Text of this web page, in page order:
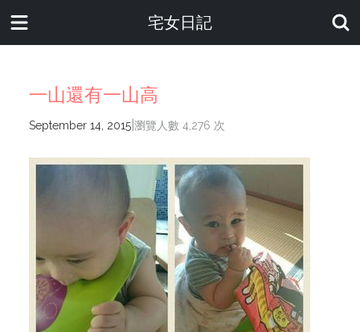
宅女日記
一山還有一山高
September 14, 2015 瀏覽人數 4,276 次